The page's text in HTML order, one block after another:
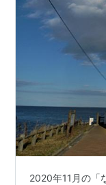
2020年11月の「